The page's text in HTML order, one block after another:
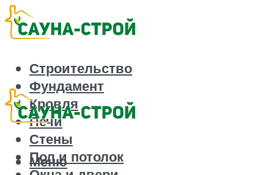
Строительство
Фундамент
Кровля
Печи
Стены
Пол и потолок
Меню